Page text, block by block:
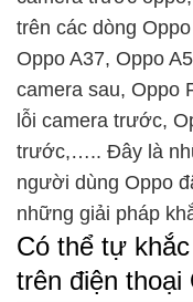
trên các dòng
Oppo A37, Oppo
camera sau, Oppo
lỗi camera trước,
trước,….. Đây là
người dùng Oppo
những giải pháp
Có thể tự
trên điện thoại